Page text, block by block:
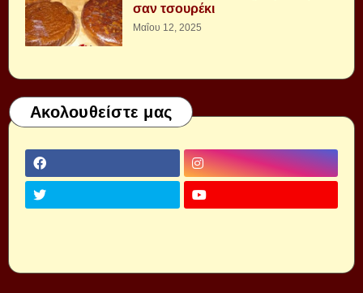
σαν τσουρέκι
Μαΐου 12, 2025
Ακολουθείστε μας